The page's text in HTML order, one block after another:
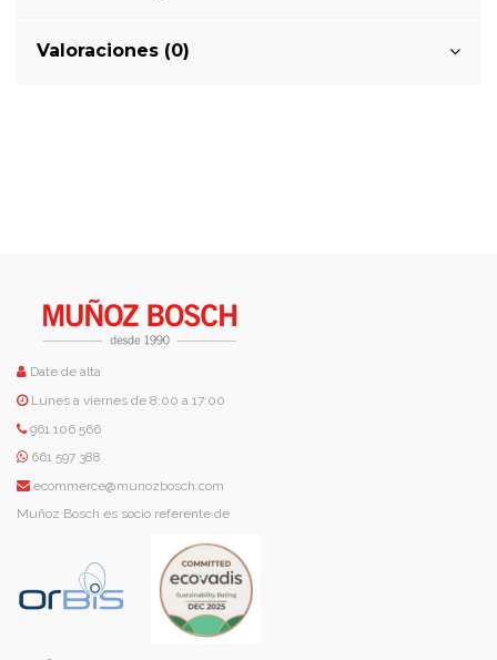
Valoraciones (0)
Date de alta
Lunes a viernes de 8:00 a 17:00
961 106 566
661 597 388
ecommerce@munozbosch.com
Muñoz Bosch es socio referente de